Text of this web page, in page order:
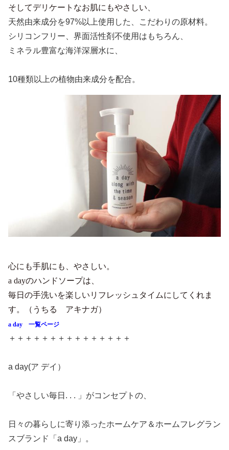
そしてデリケートなお肌にもやさしい、
天然由来成分を97%以上使用した、こだわりの原材料。
シリコンフリー、界面活性剤不使用はもちろん、
ミネラル豊富な海洋深層水に、
10種類以上の植物由来成分を配合。
心にも手肌にも、やさしい。
a dayのハンドソープは、
毎日の手洗いを楽しいリフレッシュタイムにしてくれま
す。（うちる アキナガ）
a day 一覧ページ
＋＋＋＋＋＋＋＋＋＋＋＋＋＋＋
a day(ア デイ）
「やさしい毎日. . . 」がコンセプトの、
日々の暮らしに寄り添ったホームケア＆ホームフレグラン
スブランド「a day」。